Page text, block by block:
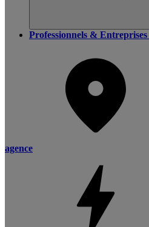
Professionnels & Entreprises
agence